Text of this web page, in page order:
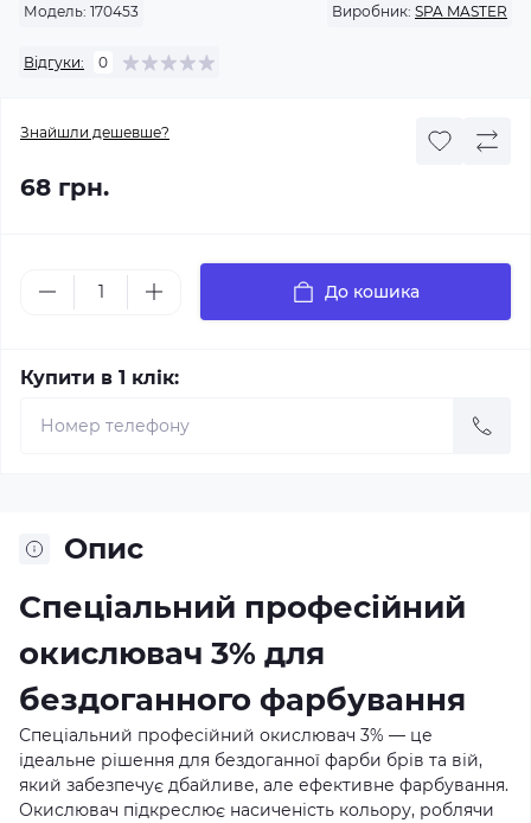
Модель: 170453 Виробник: SPA MASTER
Відгуки: 0
Знайшли дешевше?
68 грн.
До кошика
Купити в 1 клік:
Опис
Спеціальний професійний
окислювач 3% для
бездоганного фарбування
Спеціальний професійний окислювач 3% — це
ідеальне рішення для бездоганної фарби брів та вій,
який забезпечує дбайливе, але ефективне фарбування.
Окислювач підкреслює насиченість кольору, роблячи